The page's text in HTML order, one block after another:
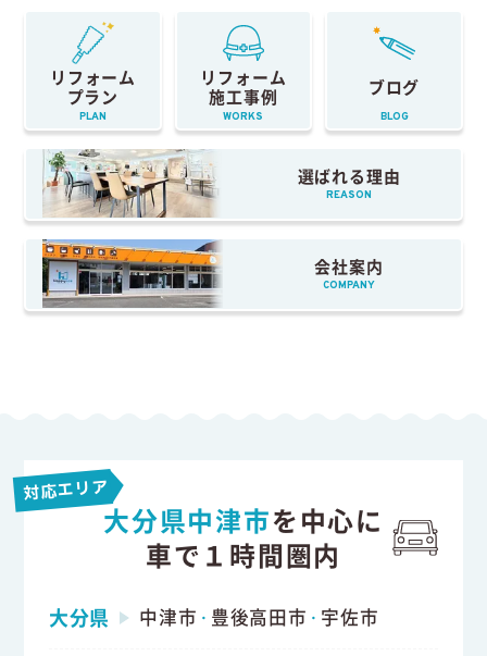
リフォーム
プラン
PLAN
リフォーム
施工事例
WORKS
ブログ
BLOG
選ばれる理由
REASON
会社案内
COMPANY
対応エリア
大分県中津市を中心に
車で１時間圏内
大分県 中津市 ・ 豊後高田市 ・ 宇佐市